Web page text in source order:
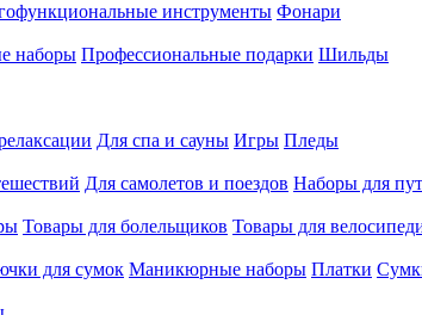
инструменты Фонари
наборы Профессиональные подарки Шильды
Для спа и сауны Игры Пледы
Для самолетов и поездов Наборы для
Товары для болельщиков Товары для
для сумок Маникюрные наборы Платки